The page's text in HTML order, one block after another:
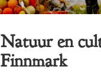
Natuur en
Finnmark